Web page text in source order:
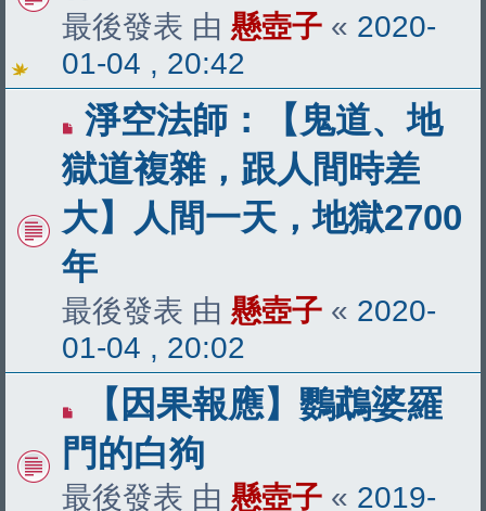
最後發表 由 懸壺子 « 2020-
01-04 , 20:42
淨空法師：【鬼道、地
獄道複雜，跟人間時差
大】人間一天，地獄2700
年
最後發表 由 懸壺子 « 2020-
01-04 , 20:02
【因果報應】鸚鵡婆羅
門的白狗
最後發表 由 懸壺子 « 2019-